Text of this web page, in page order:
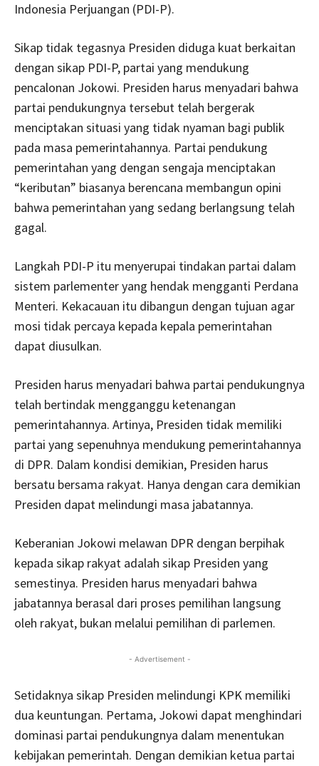
Indonesia Perjuangan (PDI-P).
Sikap tidak tegasnya Presiden diduga kuat berkaitan
dengan sikap PDI-P, partai yang mendukung
pencalonan Jokowi. Presiden harus menyadari bahwa
partai pendukungnya tersebut telah bergerak
menciptakan situasi yang tidak nyaman bagi publik
pada masa pemerintahannya. Partai pendukung
pemerintahan yang dengan sengaja menciptakan
“keributan” biasanya berencana membangun opini
bahwa pemerintahan yang sedang berlangsung telah
gagal.
Langkah PDI-P itu menyerupai tindakan partai dalam
sistem parlementer yang hendak mengganti Perdana
Menteri. Kekacauan itu dibangun dengan tujuan agar
mosi tidak percaya kepada kepala pemerintahan
dapat diusulkan.
Presiden harus menyadari bahwa partai pendukungnya
telah bertindak mengganggu ketenangan
pemerintahannya. Artinya, Presiden tidak memiliki
partai yang sepenuhnya mendukung pemerintahannya
di DPR. Dalam kondisi demikian, Presiden harus
bersatu bersama rakyat. Hanya dengan cara demikian
Presiden dapat melindungi masa jabatannya.
Keberanian Jokowi melawan DPR dengan berpihak
kepada sikap rakyat adalah sikap Presiden yang
semestinya. Presiden harus menyadari bahwa
jabatannya berasal dari proses pemilihan langsung
oleh rakyat, bukan melalui pemilihan di parlemen.
- Advertisement -
Setidaknya sikap Presiden melindungi KPK memiliki
dua keuntungan. Pertama, Jokowi dapat menghindari
dominasi partai pendukungnya dalam menentukan
kebijakan pemerintah. Dengan demikian ketua partai